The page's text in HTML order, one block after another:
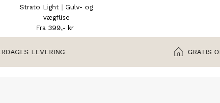
Strato Light | Gulv- og
vægflise
Normal
pris
Fra 399,- kr